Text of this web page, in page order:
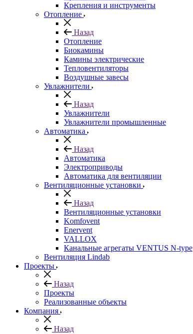
Крепления и инструменты
Отопление
Назад
Отопление
Биокамины
Камины электрические
Тепловентиляторы
Воздушные завесы
Увлажнители
Назад
Увлажнители
Увлажнители промышленные
Автоматика
Назад
Автоматика
Электроприводы
Автоматика для вентиляции
Вентиляционные установки
Назад
Вентиляционные установки
Komfovent
Enervent
VALLOX
Канальные агрегаты VENTUS N-type
Вентиляция Lindab
Проекты
Назад
Проекты
Реализованные объекты
Компания
Назад